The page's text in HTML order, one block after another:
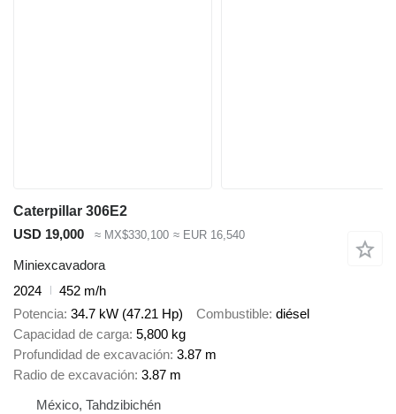
Caterpillar 306E2
USD 19,000
≈ MX$330,100 ≈ EUR 16,540
Miniexcavadora
2024
452 m/h
Potencia 34.7 kW (47.21 Hp) Combustible diésel
Capacidad de carga 5,800 kg
Profundidad de excavación 3.87 m
Radio de excavación 3.87 m
México, Tahdzibichén